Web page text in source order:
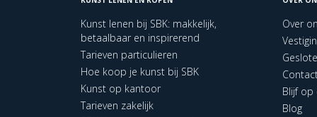
Kunst lenen bij SBK: makkelijk,
betaalbaar en inspirerend
Tarieven particulieren
Hoe koop je kunst bij SBK
Kunst op kantoor
Tarieven zakelijk
Over
Blijf op
Blog